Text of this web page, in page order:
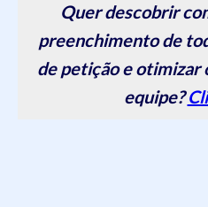
Quer descobrir
preenchimento de
de petição e otimizar
equipe?